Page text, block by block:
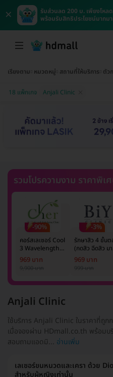
×
รับส่วนลด 200 บ. เพียงโห
พร้อมรับสิทธิประโยชน์มากม
เรียงตาม หมวดหมู่ สถานที่ให้บริการ ตัว
18 แพ็กเกจ Anjali Clinic
รวมโปรความงาม ราคาพิ
-90%
คอร์สเลเซอร์ Cool
3 Wavelength
Diode กำจัดขน
รักแร้ 1 ปี 12 ครั้ง
969 บาท
-3%
รักษาสิว 4 ขั้นต
(กดสิว ฉีดสิว มา
หน้า และฉายแสง)
1 ครั้ง
969 บาท
Anjali Clinic
ใช้บริการ Anjali Clinic ในราคาที่ถูก
เมื่อจองผ่าน HDmall.co.th พร้อมบ
สอบถามแอดมิ... อ่านเพิ่ม
เลเซอร์ขนหนวดและเครา ด้วย
สำหรับผู้หญิงเท่านั้น